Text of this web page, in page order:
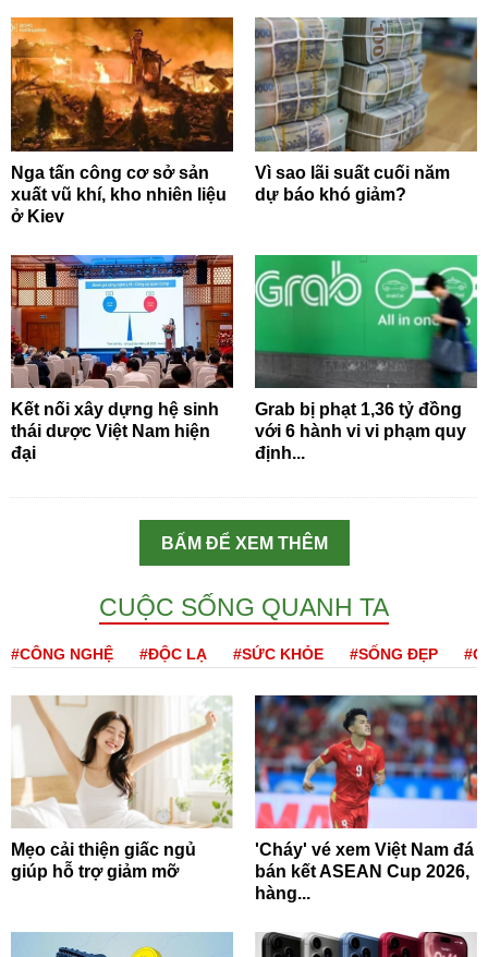
Nga tấn công cơ sở sản
xuất vũ khí, kho nhiên liệu
ở Kiev
Vì sao lãi suất cuối năm
dự báo khó giảm?
Kết nối xây dựng hệ sinh
thái dược Việt Nam hiện
đại
Grab bị phạt 1,36 tỷ đồng
với 6 hành vi vi phạm quy
định...
BẤM ĐỂ XEM THÊM
CUỘC SỐNG QUANH TA
#CÔNG NGHỆ #ĐỘC LẠ #SỨC KHỎE #SỐNG ĐẸP
Mẹo cải thiện giấc ngủ
giúp hỗ trợ giảm mỡ
'Cháy' vé xem Việt Nam đá
bán kết ASEAN Cup 2026,
hàng...